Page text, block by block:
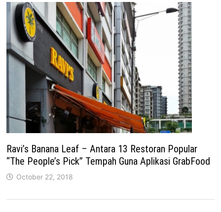
Ravi’s Banana Leaf – Antara 13 Restoran Popular
“The People’s Pick” Tempah Guna Aplikasi GrabFood
October 22, 2018